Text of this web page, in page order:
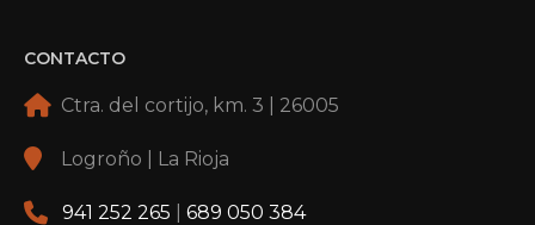
CONTACTO
Ctra. del cortijo, km. 3 | 26005
Logroño | La Rioja
941 252 265 689 050 384